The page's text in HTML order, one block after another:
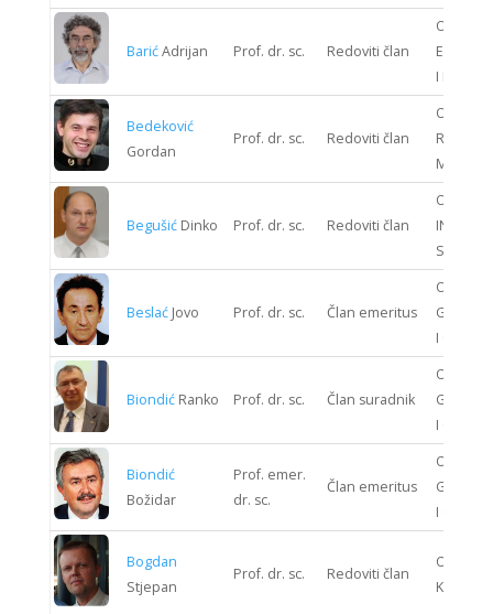
BarićAdrijan Prof. dr. sc. Redoviti član
ODJEL
I
Bedeković
Gordan
Prof. dr. sc. Redoviti član
ODJEL
Begušić Dinko Prof. dr. sc. Redoviti član
ODJEL
Beslać Jovo Prof. dr. sc. Član emeritus
ODJEL
I
Biondić Ranko Prof. dr. sc. Član suradnik
ODJEL
I
Biondić
Božidar
Prof. emer.
dr. sc.
Član emeritus
ODJEL
I
Bogdan
Stjepan
Prof. dr. sc. Redoviti član
ODJEL